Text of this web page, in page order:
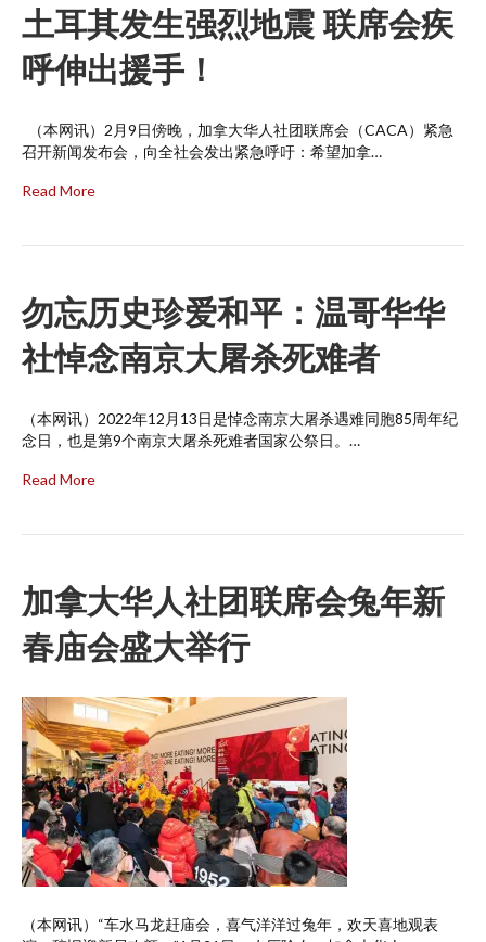
土耳其发生强烈地震 联席会疾
呼伸出援手！
（本网讯）2月9日傍晚，加拿大华人社团联席会（CACA）紧急
召开新闻发布会，向全社会发出紧急呼吁：希望加拿…
Read More
勿忘历史珍爱和平：温哥华华
社悼念南京大屠杀死难者
（本网讯）2022年12月13日是悼念南京大屠杀遇难同胞85周年纪
念日，也是第9个南京大屠杀死难者国家公祭日。…
Read More
加拿大华人社团联席会兔年新
春庙会盛大举行
（本网讯）“车水马龙赶庙会，喜气洋洋过兔年，欢天喜地观表